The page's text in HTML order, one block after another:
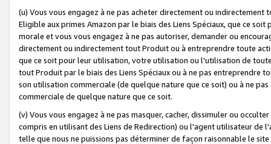
(u) Vous vous engagez à ne pas acheter directement ou
Eligible aux primes Amazon par le biais des Liens Spéciaux, que ce
morale et vous vous engagez à ne pas autoriser, demander ou
directement ou indirectement tout Produit ou à entreprendre toute
que ce soit pour leur utilisation, votre utilisation ou l'utilisation de
tout Produit par le biais des Liens Spéciaux ou à ne pas entreprendre
son utilisation commerciale (de quelque nature que ce soit) ou à ne
commerciale de quelque nature que ce soit.
(v) Vous vous engagez à ne pas masquer, cacher, dissimuler ou
compris en utilisant des Liens de Redirection) ou l'agent utilisateur
telle que nous ne puissions pas déterminer de façon raisonnable le